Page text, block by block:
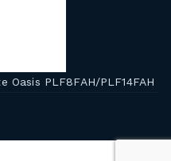
PLF8FAH/PLF14FAH